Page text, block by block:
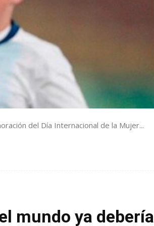
del Día Internacional de la Mujer...
mundo ya debería